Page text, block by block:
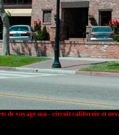
de voyage usa - circuit californie et